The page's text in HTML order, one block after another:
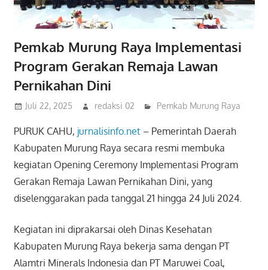
Pemkab Murung Raya Implementasi
Program Gerakan Remaja Lawan
Pernikahan Dini
Juli 22, 2025 redaksi 02 Pemkab Murung Raya
PURUK CAHU, jurnalisinfo.net– Pemerintah Daerah
Kabupaten Murung Raya secara resmi membuka
kegiatan Opening Ceremony Implementasi Program
Gerakan Remaja Lawan Pernikahan Dini, yang
diselenggarakan pada tanggal 21 hingga 24 Juli 2024.
Kegiatan ini diprakarsai oleh Dinas Kesehatan
Kabupaten Murung Raya bekerja sama dengan PT
Alamtri Minerals Indonesia dan PT Maruwei Coal,